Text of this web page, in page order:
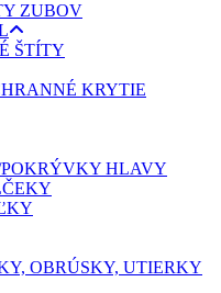
ZUBOV
ŠTÍTY
KRYTIE
HLAVY
OBRÚSKY, UTIERKY